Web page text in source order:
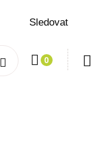
Sledovat
0